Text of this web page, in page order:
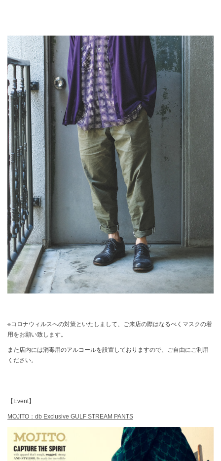
※コロナウィルスへの対策といたしまして、ご来店の際はなるべくマスクの着
用をお願い致します。
また店内には消毒用のアルコールを設置しておりますので、ご自由にご利用
ください。
【Event】
MOJITO：db Exclusive GULF STREAM PANTS